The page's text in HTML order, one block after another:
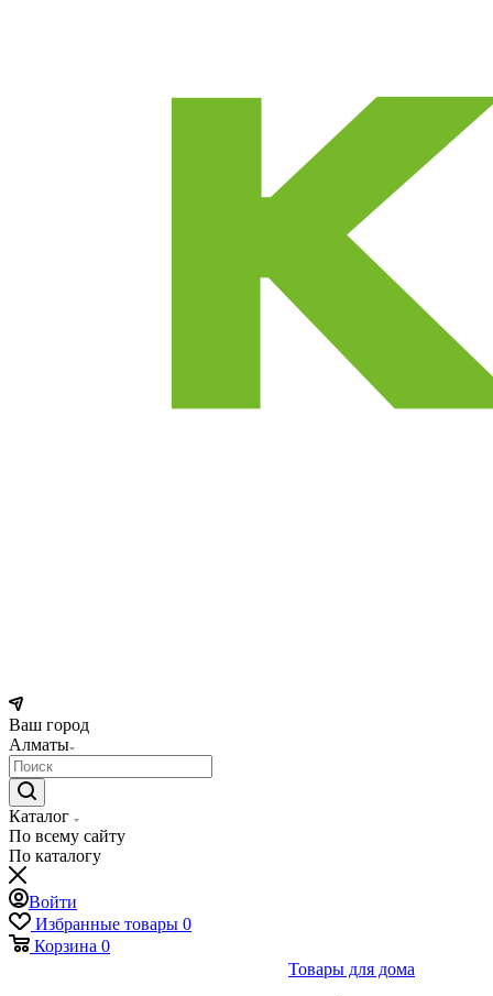
Ваш город
Алматы
Каталог
По всему сайту
По каталогу
Войти
Избранные товары 0
Корзина 0
Товары для дома